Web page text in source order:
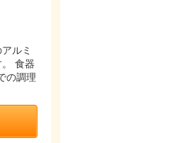
ルミ
食器
の調理